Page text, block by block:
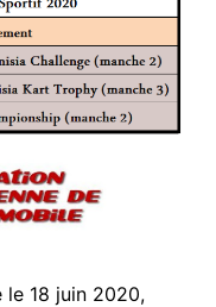
le 18 juin 2020,